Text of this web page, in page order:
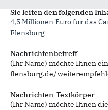
Sie leiten den folgenden
4,5 Millionen Euro für das
Flensburg
Nachrichtenbetreff
(Ihr Name) möchte Ihnen
flensburg.de/
Nachrichten-Textkörper
(Ihr Name) möchte Ihnen